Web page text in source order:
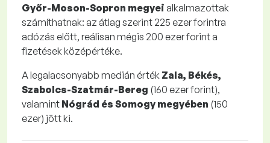
Győr-Moson-Sopron megyei alkalmazottak
számíthatnak: az átlag szerint 225 ezer forintra
adózás előtt, reálisan mégis 200 ezer forint a
fizetések középértéke.
A legalacsonyabb medián érték Zala, Békés,
Szabolcs-Szatmár-Bereg (160 ezer forint),
valamint Nógrád és Somogy megyében (150
ezer) jött ki.